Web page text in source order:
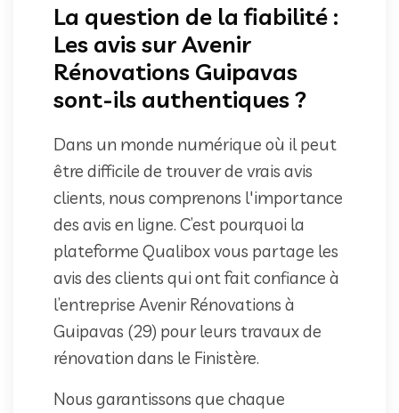
La question de la fiabilité :
Les avis sur Avenir
Rénovations Guipavas
sont-ils authentiques ?
Dans un monde numérique où il peut
être difficile de trouver de vrais avis
clients, nous comprenons l'importance
des avis en ligne. C’est pourquoi la
plateforme Qualibox vous partage les
avis des clients qui ont fait confiance à
l’entreprise Avenir Rénovations à
Guipavas (29) pour leurs travaux de
rénovation dans le Finistère.
Nous garantissons que chaque